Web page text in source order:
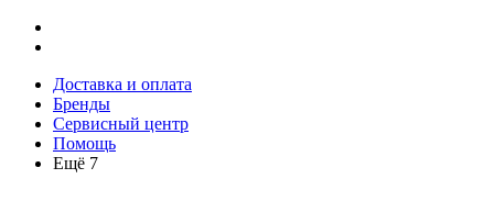
Доставка и оплата
Бренды
Сервисный центр
Помощь
Ещё 7